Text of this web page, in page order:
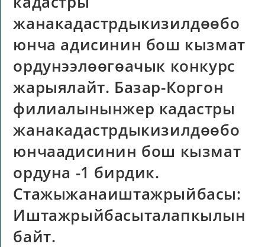
жанакадастрдыкизилдөөбо
юнча адисинин бош кызмат
ордунээлөөгөачык конкурс
жарыялайт. Базар-Коргон
филиалынынжер кадастры
жанакадастрдыкизилдөөбо
юнчаадисинин бош кызмат
ордуна -1 бирдик.
Стажыжанаиштажрыйбасы:
Иштажрыйбасыталапкылын
байт.